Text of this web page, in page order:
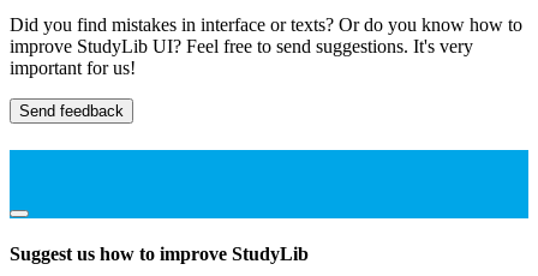
Did you find mistakes in interface or texts? Or do you know how to
improve StudyLib UI? Feel free to send suggestions. It's very
important for us!
Send feedback
Suggest us how to improve StudyLib